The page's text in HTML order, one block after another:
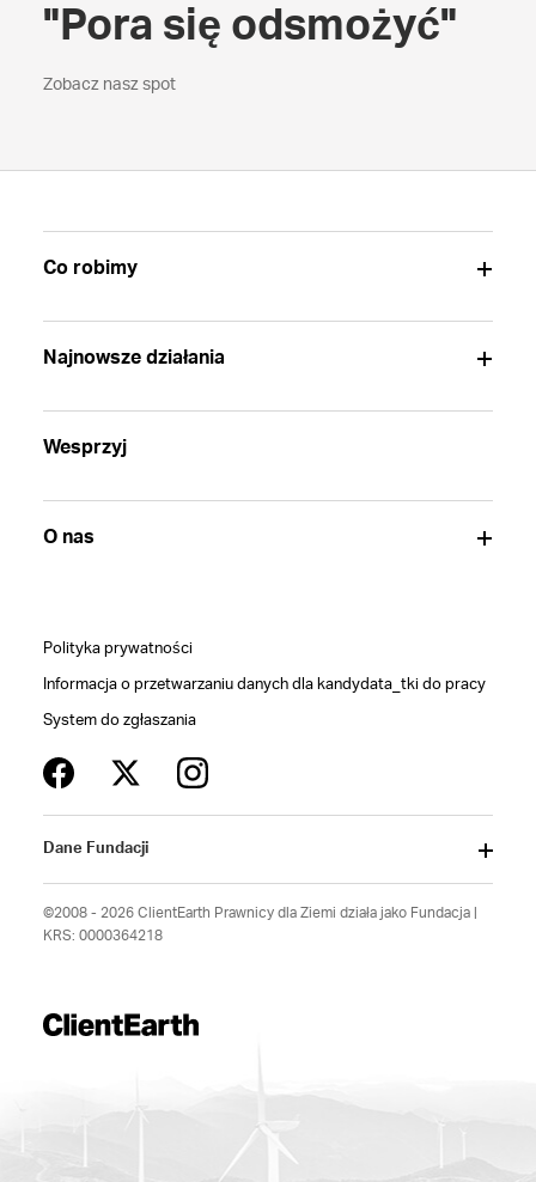
"Pora się odsmożyć"
Zobacz nasz spot
Co robimy
Najnowsze działania
Wesprzyj
O nas
Polityka prywatności
Informacja o przetwarzaniu danych dla kandydata_tki do pracy
System do zgłaszania
Dane Fundacji
©2008 - 2026 ClientEarth Prawnicy dla Ziemi działa jako Fundacja |
KRS: 0000364218